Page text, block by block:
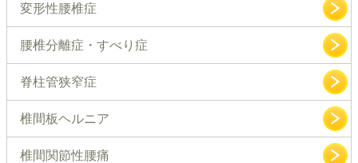
変形性腰椎症
腰椎分離症・すべり症
脊柱管狭窄症
椎間板ヘルニア
椎間関節性腰痛